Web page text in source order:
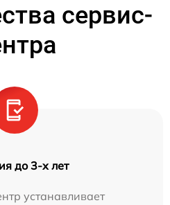
сервис-
до 3-х лет
устанавливает